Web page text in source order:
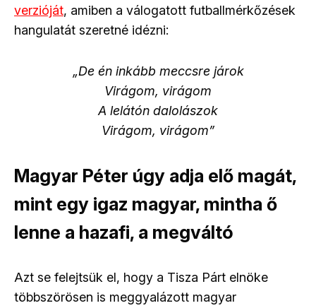
verzióját, amiben a válogatott futballmérkőzések
hangulatát szeretné idézni:
„De én inkább meccsre járok
Virágom, virágom
A lelátón dalolászok
Virágom, virágom”
Magyar Péter úgy adja elő magát,
mint egy igaz magyar, mintha ő
lenne a hazafi, a megváltó
Azt se felejtsük el, hogy a Tisza Párt elnöke
többszörösen is meggyalázott magyar